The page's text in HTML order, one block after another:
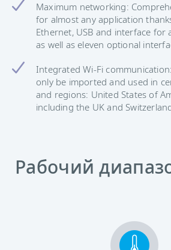
Maximum networking:
for almost any application
Ethernet, USB and interface for
as well as eleven optional
Integrated Wi-Fi
only be imported and used in
and regions: United States of
including the UK and
Рабочий